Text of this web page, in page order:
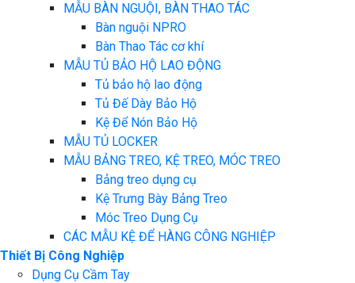
MẪU BÀN NGUỘI, BÀN THAO TÁC
Bàn nguội NPRO
Bàn Thao Tác cơ khí
MẪU TỦ BẢO HỘ LAO ĐỘNG
Tủ bảo hộ lao động
Tủ Đế Dày Bảo Hộ
Kệ Để Nón Bảo Hộ
MẪU TỦ LOCKER
MẪU BẢNG TREO, KỆ TREO, MÓC TREO
Bảng treo dụng cụ
Kệ Trưng Bày Bảng Treo
Móc Treo Dụng Cụ
CÁC MẪU KỆ ĐỂ HÀNG CÔNG NGHIỆP
Thiết Bị Công Nghiệp
Dụng Cụ Cầm Tay